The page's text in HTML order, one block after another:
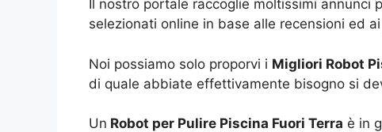
Il nostro portale raccoglie moltissimi annunci
selezionati online in base alle recensioni ed
Noi possiamo solo proporvi i Migliori Robot
di quale abbiate effettivamente bisogno si
Un Robot per Pulire Piscina Fuori Terra è in